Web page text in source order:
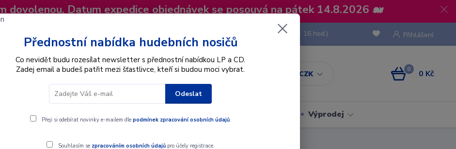
dovolenou. Datum expedice objednávek se posouvá na pátek 14.8.2026 🐋
CZK
Přihlášení
Hledat
(Po-Pá, 8 - 16 hod.)
0 0 Kč
Interpret Dárkové poukazy Výprodej
Přednostní nabídka hudebních nosičů
Co nevidět budu rozesílat newsletter s přednostní nabídkou LP a CD.
Zadej email a budeš patřit mezi šťastlivce, kteří si budou moci vybrat.
Odeslat
Přeji si odebírat novinky e-mailem dle podmínek zpracování osobních údajů.
Souhlasím se zpracováním osobních údajůpro účely registrace.